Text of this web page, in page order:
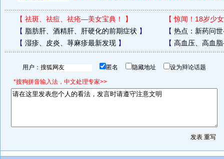
【 祛斑、祛痘、祛疮—美女宝典！ 】 【惊闻！18岁少
【 脂肪肝、酒精肝、肝硬化的前期症状 】 【 热点：新药问
【 湿疹、皮炎、荨麻疹最新发现】 【 高血压、高血
用户： 匿名 隐藏地址 设为辩论话题
*搜狗拼音输入法，中文处理专家>>